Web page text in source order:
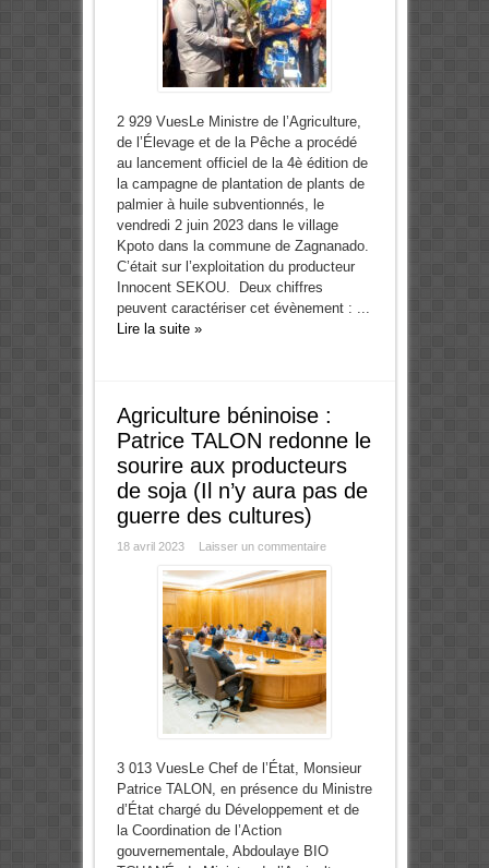
2 929 VuesLe Ministre de l’Agriculture,
de l’Élevage et de la Pêche a procédé
au lancement officiel de la 4è édition de
la campagne de plantation de plants de
palmier à huile subventionnés, le
vendredi 2 juin 2023 dans le village
Kpoto dans la commune de Zagnanado.
C’était sur l’exploitation du producteur
Innocent SEKOU. Deux chiffres
peuvent caractériser cet évènement : ...
Lire la suite »
Agriculture béninoise :
Patrice TALON redonne le
sourire aux producteurs
de soja (Il n’y aura pas de
guerre des cultures)
18 avril 2023 Laisser un commentaire
3 013 VuesLe Chef de l’État, Monsieur
Patrice TALON, en présence du Ministre
d’État chargé du Développement et de
la Coordination de l’Action
gouvernementale, Abdoulaye BIO